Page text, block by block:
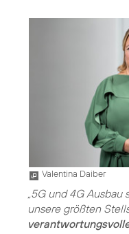
Valentina Daiber
„5G und 4G
unsere größten